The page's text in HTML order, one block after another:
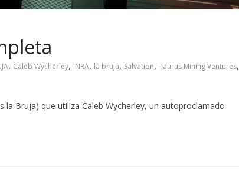
, Caleb Wycherley, INRA, la bruja, Salvation, Taurus Mining Ventures,
la Bruja) que utiliza Caleb Wycherley, un autoproclamado